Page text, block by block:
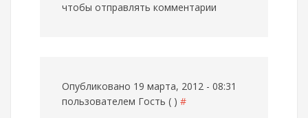
чтобы отправлять комментарии
Опубликовано 19 марта, 2012 - 08:31
пользователем Гость ( ) #